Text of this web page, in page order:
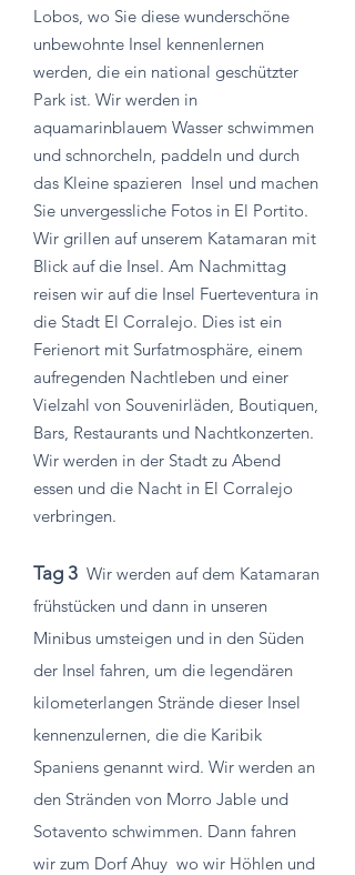
Lobos, wo Sie diese wunderschöne
unbewohnte Insel kennenlernen
werden, die ein national geschützter
Park ist. Wir werden in
aquamarinblauem Wasser schwimmen
und schnorcheln, paddeln und durch
das Kleine spazieren Insel und machen
Sie unvergessliche Fotos in El Portito.
Wir grillen auf unserem Katamaran mit
Blick auf die Insel. Am Nachmittag
reisen wir auf die Insel Fuerteventura in
die Stadt El Corralejo. Dies ist ein
Ferienort mit Surfatmosphäre, einem
aufregenden Nachtleben und einer
Vielzahl von Souvenirläden, Boutiquen,
Bars, Restaurants und Nachtkonzerten.
Wir werden in der Stadt zu Abend
essen und die Nacht in El Corralejo
verbringen.
Tag 3 Wir werden auf dem Katamaran
frühstücken und dann in unseren
Minibus umsteigen und in den Süden
der Insel fahren, um die legendären
kilometerlangen Strände dieser Insel
kennenzulernen, die die Karibik
Spaniens genannt wird. Wir werden an
den Stränden von Morro Jable und
Sotavento schwimmen. Dann fahren
wir zum Dorf Ahuy wo wir Höhlen und